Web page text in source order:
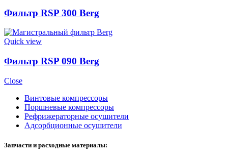
Фильтр RSP 300 Berg
Quick view
Фильтр RSP 090 Berg
Close
Винтовые компрессоры
Поршневые компрессоры
Рефрижераторные осушители
Адсорбционные осушители
Запчасти и расходные материалы: